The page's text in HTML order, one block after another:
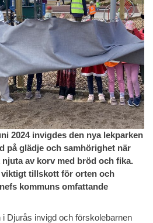
2024 invigdes den nya lekparken
på glädje och samhörighet när
av korv med bröd och fika.
viktigt tillskott för orten och
kommuns omfattande
Djurås invigd och förskolebarnen